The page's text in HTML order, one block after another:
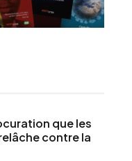
que les
contre la